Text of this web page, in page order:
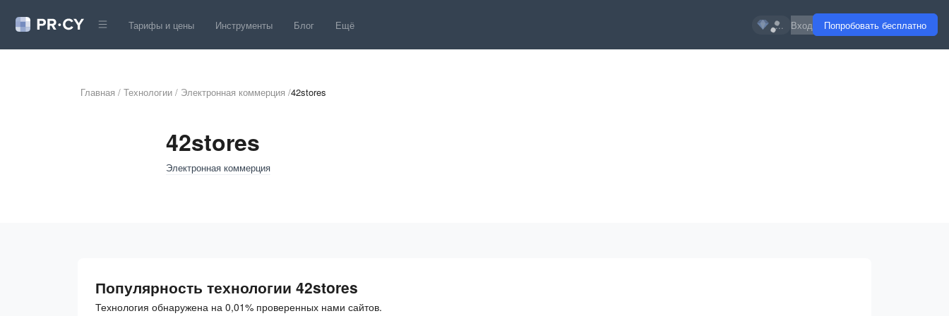
Тарифы и цены Инструменты Блог Ещё ... Вход Попробовать бесплатно
Главная / Технологии / Электронная коммерция /42stores
42stores
Электронная коммерция
Популярность технологии 42stores
Технология обнаружена на 0,01% проверенных нами сайтов.